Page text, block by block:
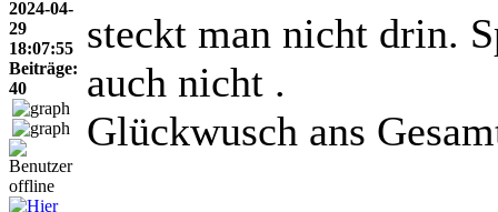
2024-04-
29
18:07:55
Beiträge:
40
steckt man nicht drin.
auch nicht .
Glückwusch ans